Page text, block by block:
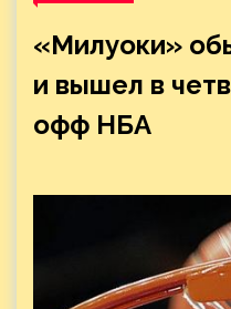
«Милуоки»
и вышел в
офф НБА